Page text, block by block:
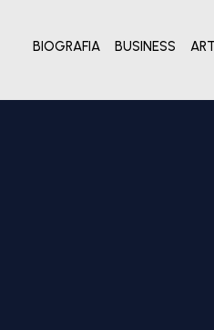
BIOGRAFIA BUSINESS